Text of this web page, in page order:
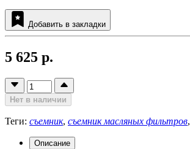
Добавить в закладки
5 625 р.
Нет в наличии
Теги: съемник, съемник масляных фильтров,
Описание